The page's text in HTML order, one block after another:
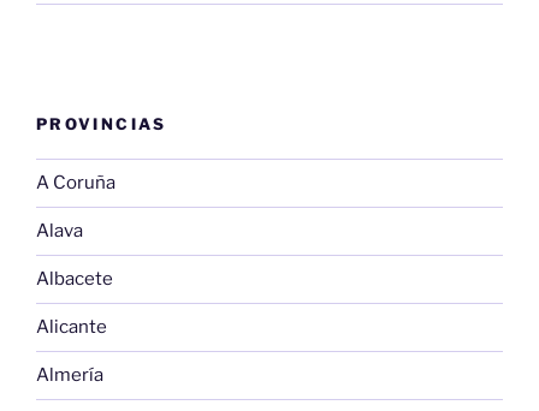
PROVINCIAS
A Coruña
Alava
Albacete
Alicante
Almería